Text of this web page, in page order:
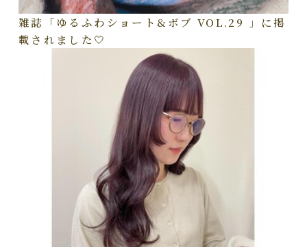
雑誌「ゆるふわショート&ボブ VOL.29 」に掲
載されました🤍